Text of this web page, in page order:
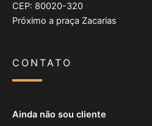
CEP: 80020-320
Próximo a praça Zacarias
CONTATO
Ainda não sou cliente